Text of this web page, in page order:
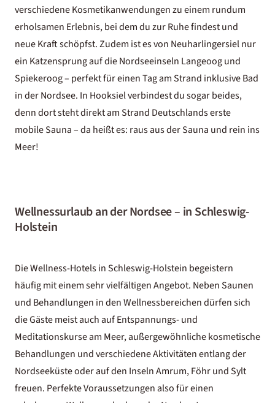
verschiedene Kosmetikanwendungen zu einem rundum
erholsamen Erlebnis, bei dem du zur Ruhe findest und
neue Kraft schöpfst. Zudem ist es von Neuharlingersiel nur
ein Katzensprung auf die Nordseeinseln Langeoog und
Spiekeroog – perfekt für einen Tag am Strand inklusive Bad
in der Nordsee. In Hooksiel verbindest du sogar beides,
denn dort steht direkt am Strand Deutschlands erste
mobile Sauna – da heißt es: raus aus der Sauna und rein ins
Meer!
Wellnessurlaub an der Nordsee – in Schleswig-
Holstein
Die Wellness-Hotels in Schleswig-Holstein begeistern
häufig mit einem sehr vielfältigen Angebot. Neben Saunen
und Behandlungen in den Wellnessbereichen dürfen sich
die Gäste meist auch auf Entspannungs- und
Meditationskurse am Meer, außergewöhnliche kosmetische
Behandlungen und verschiedene Aktivitäten entlang der
Nordseeküste oder auf den Inseln Amrum, Föhr und Sylt
freuen. Perfekte Voraussetzungen also für einen